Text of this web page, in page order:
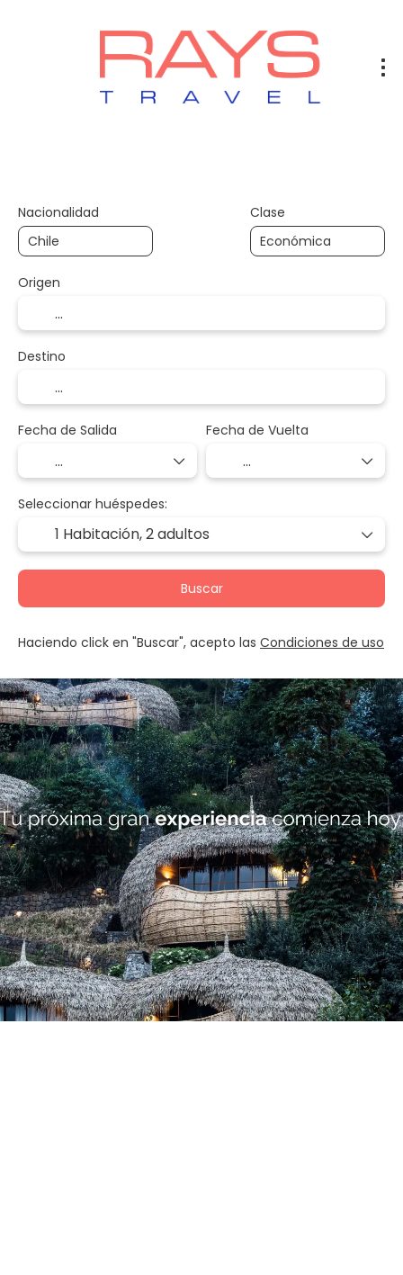
Nacionalidad Clase
Origen
Destino
Fecha de Salida Fecha de Vuelta
Seleccionar huéspedes:
1 Habitación,2 adultos
Buscar
Haciendo click en "Buscar", acepto las Condiciones de uso